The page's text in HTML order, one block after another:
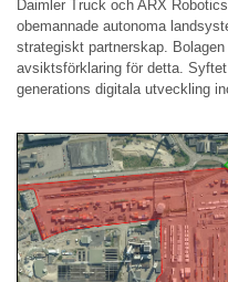
Daimler Truck och ARX
obemannade autonoma
strategiskt partnerskap.
avsiktsförklaring för detta.
generations digitala utveckling